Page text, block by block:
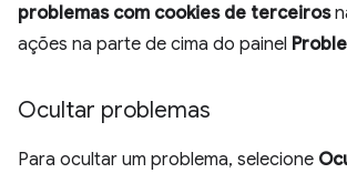
problemas com cookies de terceiros
ações na parte de cima do painel
Ocultar problemas
Para ocultar um problema, selecione